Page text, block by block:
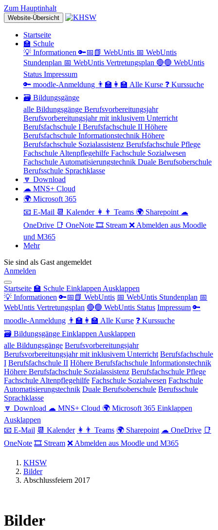
Zum Hauptinhalt
Website-Übersicht
Startseite
🏫 Schule
💡 Informationen 🔑📅📗 WebUntis 📅 WebUntis
Stundenplan 📅 WebUntis Vertretungsplan 🔴🟢 WebUntis
Status Impressum
🔑 moodle-Anmeldung 👨‍🏫👩‍🏫 Alle Kurse ❓ Kurssuche
🗃 Bildungsgänge
alle Bildungsgänge Berufsvorbereitungsjahr
Berufsvorbereitungsjahr mit inklusivem Unterricht
Berufsfachschule I Berufsfachschule II Höhere
Berufsfachschule Informationstechnik Höhere
Berufsfachschule Sozialassistenz Berufsfachschule Pflege
Fachschule Altenpflegehilfe Fachschule Sozialwesen
Fachschule Automatisierungstechnik Duale Berufsoberschule
Berufsschule Sprachklasse
🔽 Download
☁ MNS+ Cloud
🌍 Microsoft 365
📧 E-Mail 📆 Kalender 👩👨 Teams 🌍 Sharepoint ☁
OneDrive 📑 OneNote 🎞 Stream ❌ Abmelden aus Moodle
und M365
Mehr
Sie sind als Gast angemeldet
Anmelden
Startseite 🏫 Schule Einklappen Ausklappen
💡 Informationen 🔑📅📗 WebUntis 📅 WebUntis Stundenplan 📅
WebUntis Vertretungsplan 🔴🟢 WebUntis Status Impressum 🔑
moodle-Anmeldung 👨‍🏫👩‍🏫 Alle Kurse ❓ Kurssuche
🗃 Bildungsgänge Einklappen Ausklappen
alle Bildungsgänge Berufsvorbereitungsjahr
Berufsvorbereitungsjahr mit inklusivem Unterricht Berufsfachschule
I Berufsfachschule II Höhere Berufsfachschule Informationstechnik
Höhere Berufsfachschule Sozialassistenz Berufsfachschule Pflege
Fachschule Altenpflegehilfe Fachschule Sozialwesen Fachschule
Automatisierungstechnik Duale Berufsoberschule Berufsschule
Sprachklasse
🔽 Download ☁ MNS+ Cloud 🌍 Microsoft 365 Einklappen
Ausklappen
📧 E-Mail 📆 Kalender 👩👨 Teams 🌍 Sharepoint ☁ OneDrive 📑
OneNote 🎞 Stream ❌ Abmelden aus Moodle und M365
KHSW
Bilder
Abschlussfeiern 2017
Bilder